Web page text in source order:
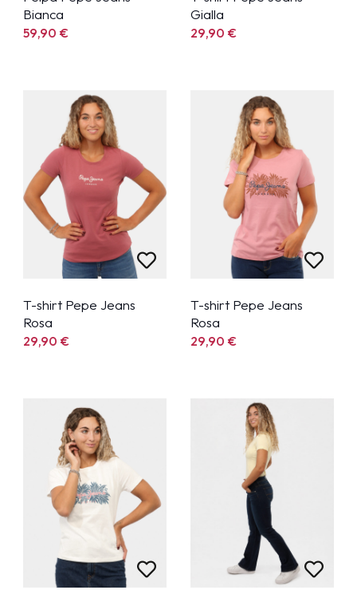
Bianca
59,90€
Gialla
29,90€
T-shirt Pepe Jeans
Rosa
29,90€
T-shirt Pepe Jeans
Rosa
29,90€